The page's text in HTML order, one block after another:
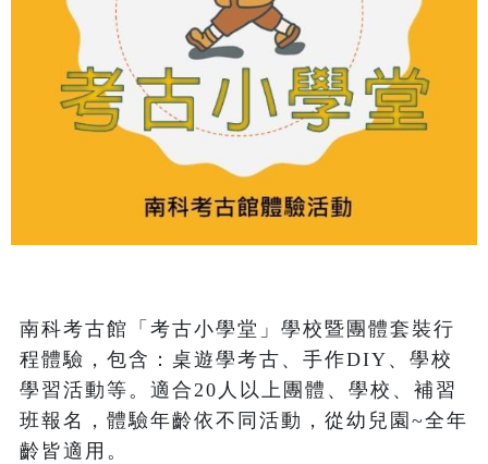
南科考古館「考古小學堂」學校暨團體套裝行
程體驗，包含：桌遊學考古、手作DIY、學校
學習活動等。適合20人以上團體、學校、補習
班報名，體驗年齡依不同活動，從幼兒園~全年
齡皆適用。